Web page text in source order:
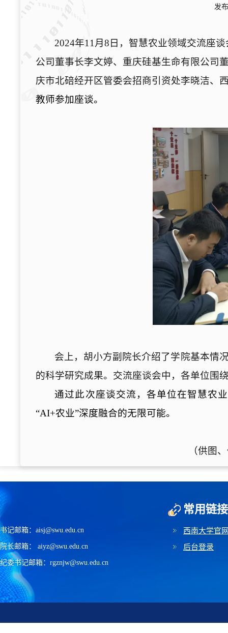
发
2024年11月8日，智慧农业领域交流座谈
公司董事长李文婷、重庆硅基生命有限公司
庆市北碚经开区管委会招商引资处李晓洁、
教师参加座谈。
会上，胡小方副院长介绍了学院基本情
的科学研究成果。交流座谈会中， 各单位 围
通过此次座谈交流 ， 各单位在智慧农
“AI+农业”深度融合的无限可能。
（供图
书记邮箱：aisj@swu.edu.cn
院长邮箱： aiyz@swu.edu.cn
纪委书记邮箱：rgznjw@swu.edu.cn
常用链接
西南大学官
后台登录